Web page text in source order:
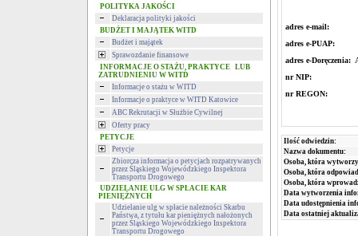
POLITYKA JAKOŚCI
Deklaracja polityki jakości
BUDŻET I MAJĄTEK WITD
Budżet i majątek
Sprawozdanie finansowe
INFORMACJE O STAŻU, PRAKTYCE LUB
ZATRUDNIENIU W WITD
Informacje o stażu w WITD
Informacje o praktyce w WITD Katowice
ABC Rekrutacji w Służbie Cywilnej
Oferty pracy
PETYCJE
Petycje
Zbiorcza informacja o petycjach rozpatrywanych
przez Śląskiego Wojewódzkiego Inspektora
Transportu Drogowego
UDZIELANIE ULG W SPŁACIE KAR
PIENIĘŻNYCH
Udzielanie ulg w spłacie należności Skarbu
Państwa, z tytułu kar pieniężnych nałożonych
przez Śląskiego Wojewódzkiego Inspektora
Transportu Drogowego
adres e-mail:
adres e-
adres e-Doręczenia:
nr NIP:
nr
Ilość odwiedzin:
Nazwa dokumentu:
Osoba, która
Osoba, która
Osoba, która
Data wytworzenia
Data udostępnienia
Data ostatniej